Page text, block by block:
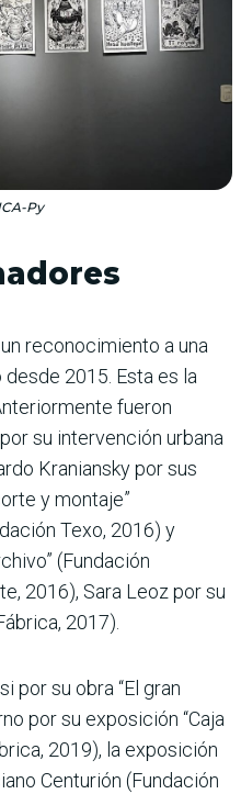
Py
reconocimiento a una
2015. Esta es la
fueron
su intervención urbana
Kraniansky por sus
y montaje”
Texo, 2016) y
(Fundación
2016), Sara Leoz por su
2017).
por su obra “El gran
por su exposición “Caja
2019), la exposición
Centurión (Fundación